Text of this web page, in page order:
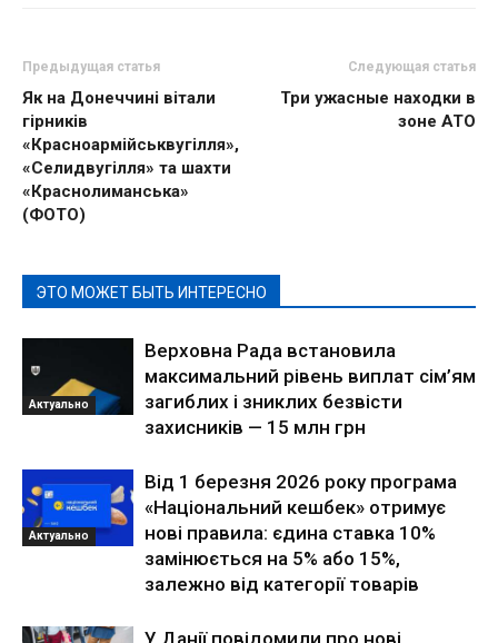
Предыдущая статья
Як на Донеччині вітали
гірників
«Красноармійськвугілля»,
«Селидвугілля» та шахти
«Краснолиманська»
(ФОТО)
Следующая статья
Три ужасные находки в
зоне АТО
ЭТО МОЖЕТ БЫТЬ ИНТЕРЕСНО
Актуально
Верховна Рада встановила
максимальний рівень виплат сім’ям
загиблих і зниклих безвісти
захисників — 15 млн грн
Актуально
Від 1 березня 2026 року програма
«Національний кешбек» отримує
нові правила: єдина ставка 10%
замінюється на 5% або 15%,
залежно від категорії товарів
У Данії повідомили про нові